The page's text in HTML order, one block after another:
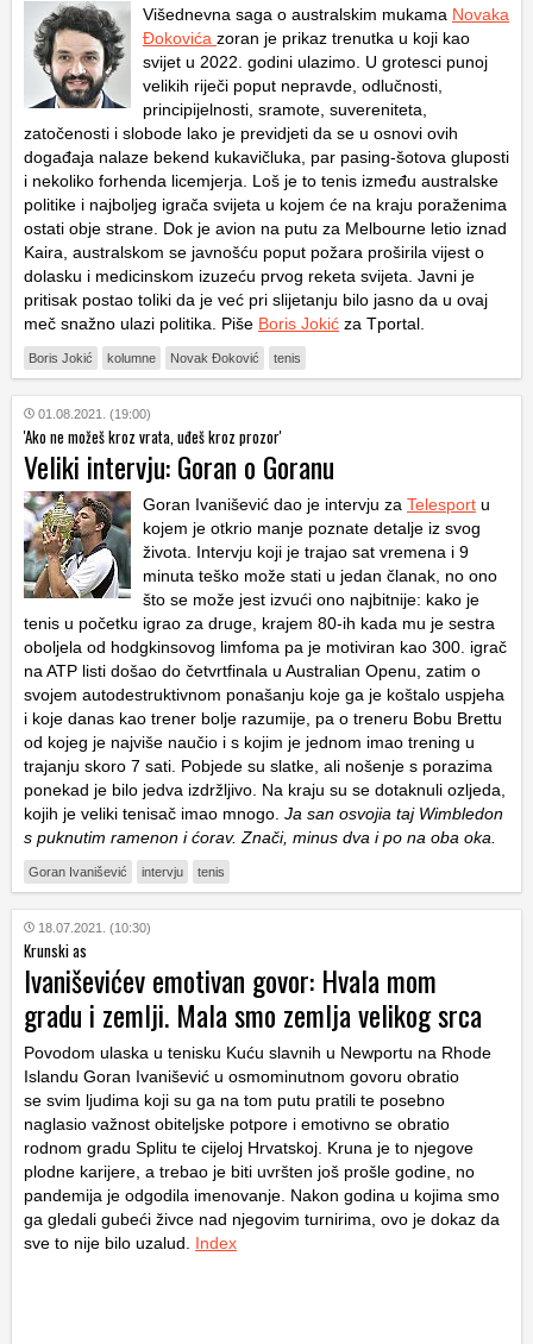
Višednevna saga o australskim mukama Novaka
Đokovića zoran je prikaz trenutka u koji kao
svijet u 2022. godini ulazimo. U grotesci punoj
velikih riječi poput nepravde, odlučnosti,
principijelnosti, sramote, suvereniteta,
zatočenosti i slobode lako je previdjeti da se u osnovi ovih
događaja nalaze bekend kukavičluka, par pasing-šotova gluposti
i nekoliko forhenda licemjerja. Loš je to tenis između australske
politike i najboljeg igrača svijeta u kojem će na kraju poraženima
ostati obje strane. Dok je avion na putu za Melbourne letio iznad
Kaira, australskom se javnošću poput požara proširila vijest o
dolasku i medicinskom izuzeću prvog reketa svijeta. Javni je
pritisak postao toliki da je već pri slijetanju bilo jasno da u ovaj
meč snažno ulazi politika. Piše Boris Jokić za Tportal.
Boris Jokić kolumne Novak Đoković tenis
01.08.2021. (19:00)
'Ako ne možeš kroz vrata, uđeš kroz prozor'
Veliki intervju: Goran o Goranu
Goran Ivanišević dao je intervju za Telesport u
kojem je otkrio manje poznate detalje iz svog
života. Intervju koji je trajao sat vremena i 9
minuta teško može stati u jedan članak, no ono
što se može jest izvući ono najbitnije: kako je
tenis u početku igrao za druge, krajem 80-ih kada mu je sestra
oboljela od hodgkinsovog limfoma pa je motiviran kao 300. igrač
na ATP listi došao do četvrtfinala u Australian Openu, zatim o
svojem autodestruktivnom ponašanju koje ga je koštalo uspjeha
i koje danas kao trener bolje razumije, pa o treneru Bobu Brettu
od kojeg je najviše naučio i s kojim je jednom imao trening u
trajanju skoro 7 sati. Pobjede su slatke, ali nošenje s porazima
ponekad je bilo jedva izdržljivo. Na kraju su se dotaknuli ozljeda,
kojih je veliki tenisač imao mnogo. Ja san osvojia taj Wimbledon
s puknutim ramenon i ćorav. Znači, minus dva i po na oba oka.
Goran Ivanišević intervju tenis
18.07.2021. (10:30)
Krunski as
Ivaniševićev emotivan govor: Hvala mom
gradu i zemlji. Mala smo zemlja velikog srca
Povodom ulaska u tenisku Kuću slavnih u Newportu na Rhode
Islandu Goran Ivanišević u osmominutnom govoru obratio
se svim ljudima koji su ga na tom putu pratili te posebno
naglasio važnost obiteljske potpore i emotivno se obratio
rodnom gradu Splitu te cijeloj Hrvatskoj. Kruna je to njegove
plodne karijere, a trebao je biti uvršten još prošle godine, no
pandemija je odgodila imenovanje. Nakon godina u kojima smo
ga gledali gubeći živce nad njegovim turnirima, ovo je dokaz da
sve to nije bilo uzalud. Index